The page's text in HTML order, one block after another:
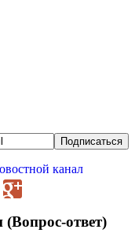
ответ)